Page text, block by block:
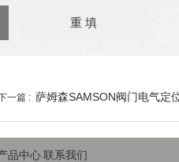
一篇 : 萨姆森SAMSON阀门电气定
品中心联系我们